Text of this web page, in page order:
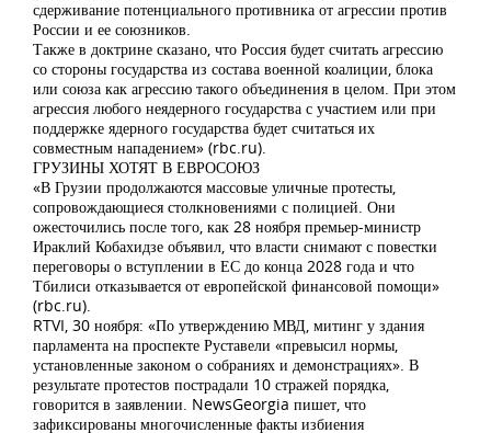
сдерживание потенциального противника от агрессии против
России и ее союзников.
Также в доктрине сказано, что Россия будет считать агрессию
со стороны государства из состава военной коалиции, блока
или союза как агрессию такого объединения в целом. При этом
агрессия любого неядерного государства с участием или при
поддержке ядерного государства будет считаться их
совместным нападением» (rbc.ru).
ГРУЗИНЫ ХОТЯТ В ЕВРОСОЮЗ
«В Грузии продолжаются массовые уличные протесты,
сопровождающиеся столкновениями с полицией. Они
ожесточились после того, как 28 ноября премьер-министр
Ираклий Кобахидзе объявил, что власти снимают с повестки
переговоры о вступлении в ЕС до конца 2028 года и что
Тбилиси отказывается от европейской финансовой помощи»
(rbc.ru).
RTVI, 30 ноября: «По утверждению МВД, митинг у здания
парламента на проспекте Руставели «превысил нормы,
установленные законом о собраниях и демонстрациях». В
результате протестов пострадали 10 стражей порядка,
говорится в заявлении. NewsGeorgia пишет, что
зафиксированы многочисленные факты избиения